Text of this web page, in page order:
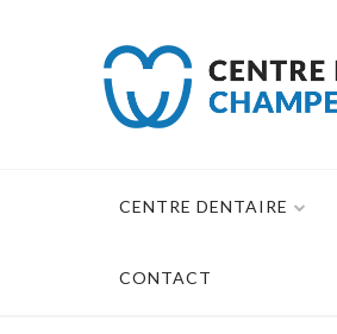
CENTRE DENTAIRE
CONTACT